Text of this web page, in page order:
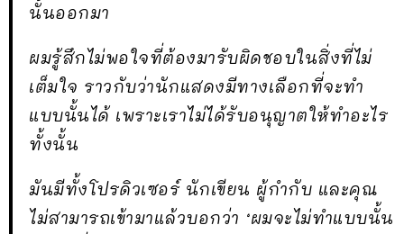
นั้นออกมา
ผมรู้สึกไม่พอใจที่ต้องมารับผิดชอบในสิ่งที่ไม่
เต็มใจ ราวกับว่านักแสดงมีทางเลือกที่จะทำ
แบบนั้นได้ เพราะเราไม่ได้รับอนุญาตให้ทำอะไร
ทั้งนั้น
มันมีทั้งโปรดิวเซอร์ นักเขียน ผู้กำกับ และคุณ
ไม่สามารถเข้ามาแล้วบอกว่า ‘ผมจะไม่ทำแบบนั้น